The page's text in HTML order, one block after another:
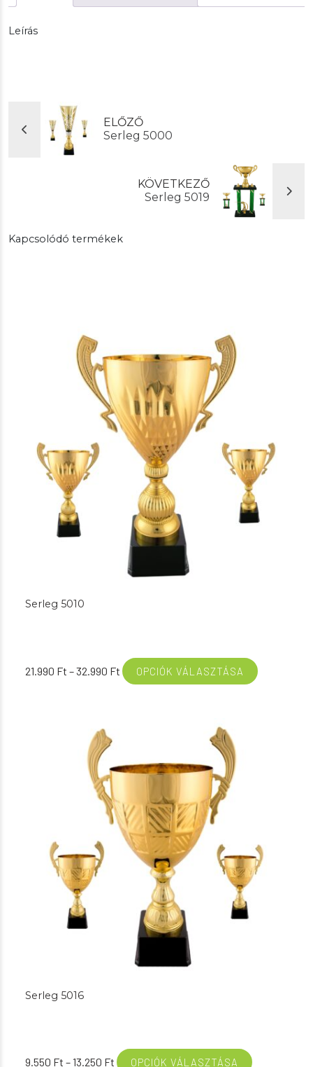
Leírás
ELŐZŐ
Serleg 5000
KÖVETKEZŐ
Serleg 5019
Kapcsolódó termékek
Serleg 5010
21.990 Ft –32.990 Ft Ártartomány:
21.990 Ft
OPCIÓK VÁLASZTÁSA
Serleg 5016
9.550 Ft –13.250 Ft Ártartomány:
OPCIÓK VÁLASZTÁSA